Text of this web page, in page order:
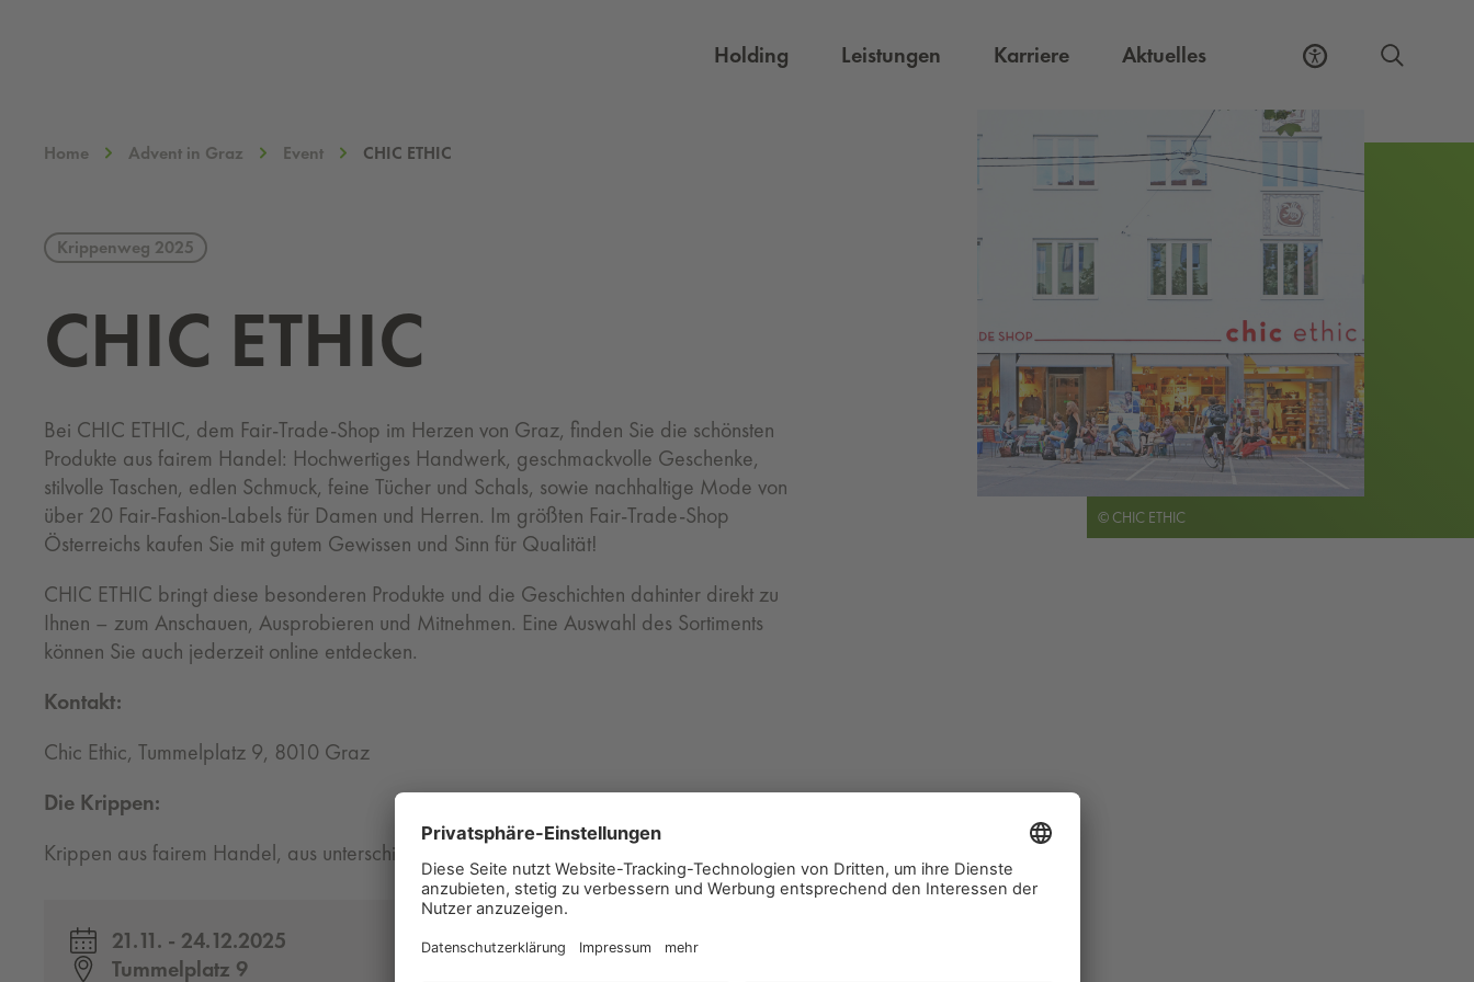
Holding Leistungen KarriereExterner Link, öffnet eine neue
Aktuelles
Home Advent in Graz Event CHIC ETHIC
Krippenweg 2025
CHIC ETHIC
Bei CHIC ETHIC, dem Fair-Trade-Shop im Herzen von Graz, finden Sie die schönsten
Produkte aus fairem Handel: Hochwertiges Handwerk, geschmackvolle Geschenke,
stilvolle Taschen, edlen Schmuck, feine Tücher und Schals, sowie nachhaltige Mode von
über 20 Fair-Fashion-Labels für Damen und Herren. Im größten Fair-Trade-Shop
Österreichs kaufen Sie mit gutem Gewissen und Sinn für Qualität!
CHIC ETHIC bringt diese besonderen Produkte und die Geschichten dahinter direkt zu
Ihnen – zum Anschauen, Ausprobieren und Mitnehmen. Eine Auswahl des Sortiments
können Sie auch jederzeit online entdecken.
Kontakt:
Chic Ethic, Tummelplatz 9, 8010 Graz
Die Krippen:
Krippen aus fairem Handel, aus unterschiedlichen Ländern
21.11. - 24.12.2025
Tummelplatz 9
© CHIC ETHIC